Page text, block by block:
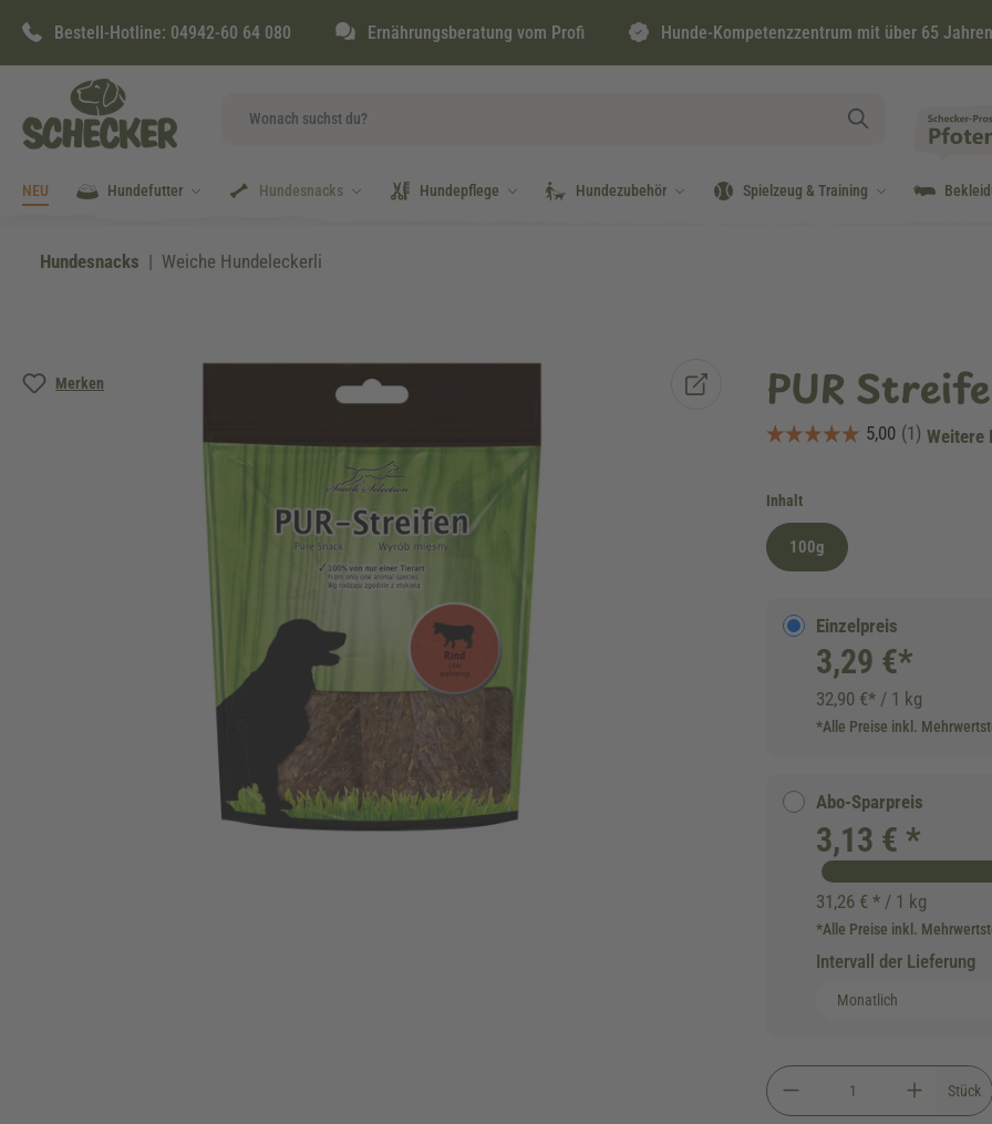
Zur Hauptnavigation springen
Bestell-Hotline: 04942-60 64 080 Ernährungsberatung vom Profi Hunde-Kompetenzzentrum mit über 65
NEU Hundefutter Hundesnacks Hundepflege Hundezubehör Spielzeug & Training
Hundesnacks Weiche Hundeleckerli
Merken
Bildergalerie überspringen PUR
Weitere
Inhaltauswählen
100g
Einzelpreis
3,29 €*
32,90 €* / 1 kg
*Alle Preise inkl.
Abo-Sparpreis
3,13 € *
31,26 € * / 1 kg
*Alle Preise inkl.
Intervall der Lieferung
Stück